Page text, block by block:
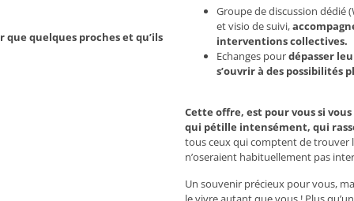
quelques proches et qu’ils
Groupe de discussion dédié
et visio de suivi,
interventions collectives.
Echanges pourdépasser
s’ouvrir à des possibilités
Cette offre, est pour vous si
qui pétille intensément, qui
tous ceux qui comptent de trouver
n’oseraient habituellement pas
Un souvenir précieux pour vous,